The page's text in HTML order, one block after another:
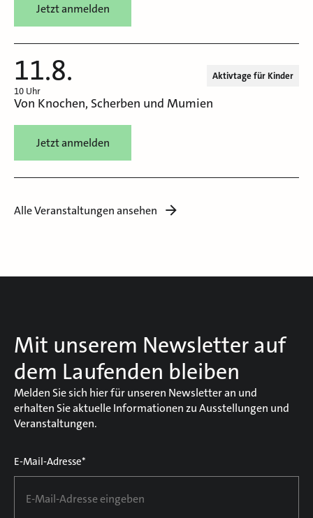
Jetzt anmelden
11.8.
10 Uhr
Aktivtage für Kinder
Von Knochen, Scherben und Mumien
Jetzt anmelden
Alle Veranstaltungen ansehen
Mit unserem Newsletter auf
dem Laufenden bleiben
Melden Sie sich hier für unseren Newsletter an und
erhalten Sie aktuelle Informationen zu Ausstellungen und
Veranstaltungen.
E-Mail-Adresse*